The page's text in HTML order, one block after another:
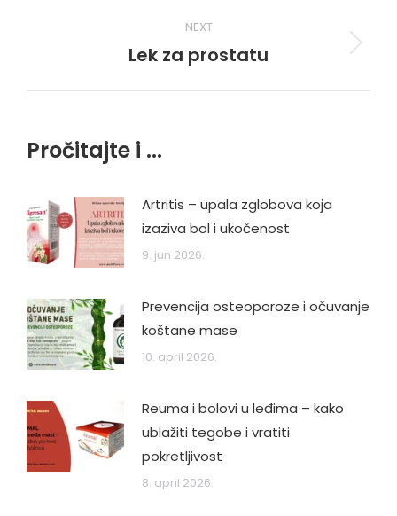
NEXT
Next
Lek za prostatu
Pročitajte i ...
Artritis – upala zglobova koja
izaziva bol i ukočenost
9. jun 2026.
Prevencija osteoporoze i očuvanje
koštane mase
10. april 2026.
Reuma i bolovi u leđima – kako
ublažiti tegobe i vratiti
pokretljivost
8. april 2026.